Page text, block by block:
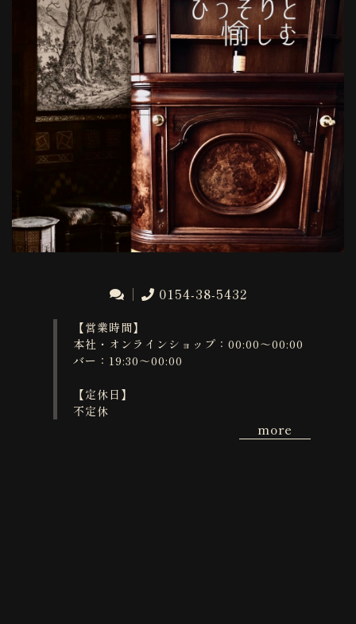
0154-38-5432
【営業時間】
本社・オンラインショップ：00:00～00:00
バー：19:30～00:00
【定休日】
不定休
more